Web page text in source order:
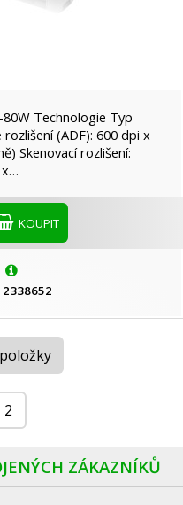
Technologie Typ
(ADF): 600 dpi x
Skenovací rozlišení:
x…
KOUPIT
2338652
2
ZÁKAZNÍKŮ